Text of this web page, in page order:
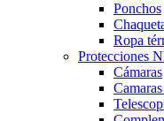
Ponchos
Ropa
Protecciones
Cámaras